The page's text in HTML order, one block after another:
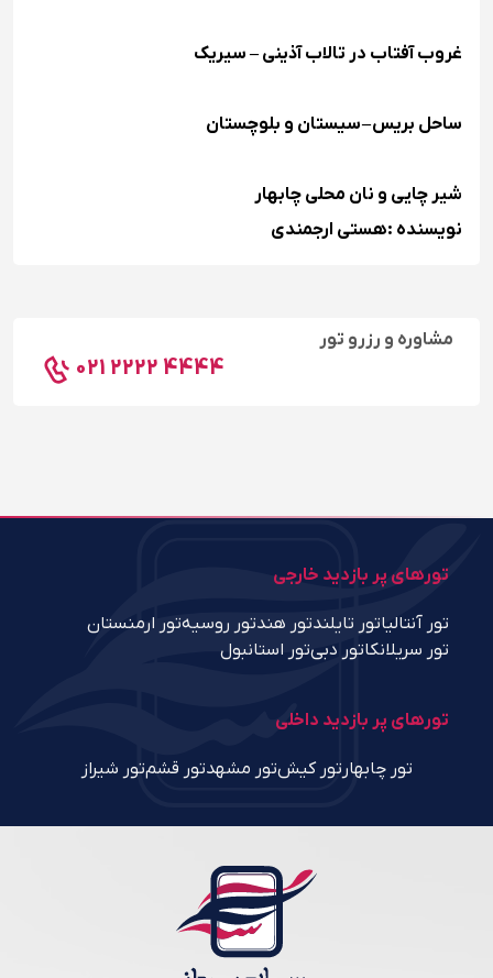
غروب آفتاب در تالاب آذینی – سیریک
ساحل بریس – سیستان و بلوچستان
شیر چایی و نان محلی چابهار
نویسنده :‪هستى ارجمندى‬‬
مشاوره و رزرو تور
021 2222 4444
تورهای پر بازدید خارجی
تور آنتالیاتور تایلندتور هندتور روسیهتور ارمنستان
تور سریلانکاتور دبیتور استانبول
تورهای پر بازدید داخلی
تور چابهار تور کیشتور مشهدتور قشمتور شیراز